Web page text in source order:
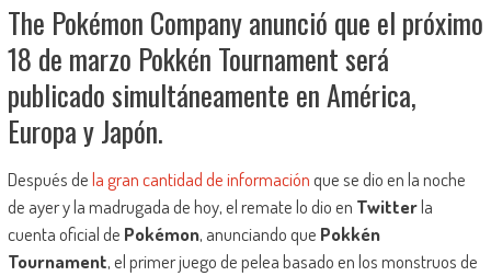
The Pokémon Company anunció que el próximo
18 de marzo Pokkén Tournament será
publicado simultáneamente en América,
Europa y Japón.
Después dela gran cantidad de informaciónque se dio en la noche
de ayer y la madrugada de hoy, el remate lo dio en Twitterla
cuenta oficial de Pokémon, anunciando que Pokkén
Tournament, el primer juego de pelea basado en los monstruos de